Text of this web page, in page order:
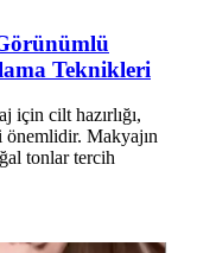
Teknikleri
için cilt hazırlığı,
Makyajın
tonlar tercih